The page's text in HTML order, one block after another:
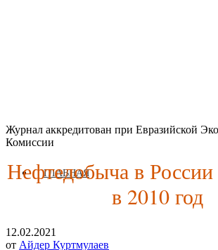
Журнал аккредитован при Евразийской
Комиссии
ГЛАВНАЯ
Нефтедобыча в России
в 2010 год
12.02.2021
от Айдер Куртмулаев